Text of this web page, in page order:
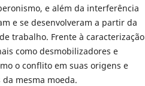
e além da interferência
e se desenvolveram a partir da
trabalho. Frente à caracterização
como desmobilizadores e
o conflito em suas origens e
mesma moeda.